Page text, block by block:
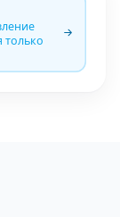
только